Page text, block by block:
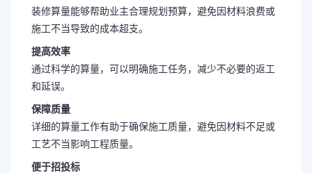
装修算量能够帮助业主合理规划预算，避免因材料浪费或
施工不当导致的成本超支。
提高效率
通过科学的算量，可以明确施工任务，减少不必要的返工
和延误。
保障质量
详细的算量工作有助于确保施工质量，避免因材料不足或
工艺不当影响工程质量。
便于招投标